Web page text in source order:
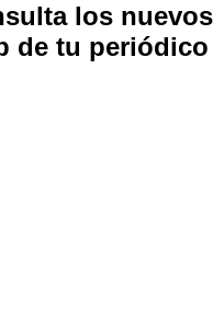
los nuevos
de tu periódico